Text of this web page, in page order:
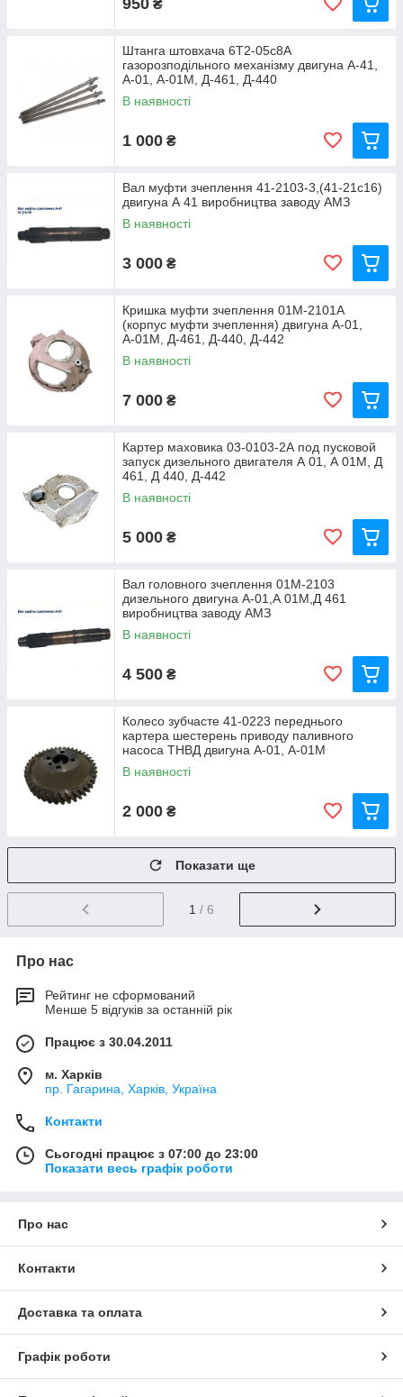
₴
Штанга штовхача 6Т2-05с8А
газорозподільного механізму двигуна А-41,
А-01, А-01М, Д-461, Д-440
В наявності
1 000 ₴
Вал муфти зчеплення 41-2103-3,(41-21с16)
двигуна А 41 виробництва заводу АМЗ
В наявності
3 000 ₴
Кришка муфти зчеплення 01М-2101А
(корпус муфти зчеплення) двигуна А-01,
А-01М, Д-461, Д-440, Д-442
В наявності
7 000 ₴
Картер маховика 03-0103-2А под пусковой
запуск дизельного двигателя А 01, А 01М, Д
461, Д 440, Д-442
В наявності
5 000 ₴
Вал головного зчеплення 01М-2103
дизельного двигуна А-01,А 01М,Д 461
виробництва заводу АМЗ
В наявності
4 500 ₴
Колесо зубчасте 41-0223 переднього
картера шестерень приводу паливного
насоса ТНВД двигуна А-01, А-01М
В наявності
2 000 ₴
Показати ще
1 / 6
Про нас
Рейтинг не сформований
Менше 5 відгуків за останній рік
Працює з 30.04.2011
м. Харків
пр. Гагарина, Харків, Україна
Контакти
Сьогодні працює з 07:00 до 23:00
Показати весь графік роботи
Про нас
Контакти
Доставка та оплата
Графік роботи